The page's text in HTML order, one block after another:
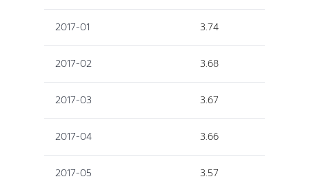
2017-01 3.74
2017-02 3.68
2017-03 3.67
2017-04 3.66
2017-05 3.57